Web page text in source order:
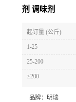
剂 调味剂
起订量 (公斤)
1-25
25-200
≥200
品牌： 明瑞